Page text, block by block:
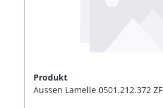
Produkt
Aussen Lamelle 0501.212.372 ZF